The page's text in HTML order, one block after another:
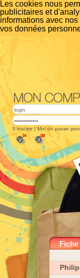
Les cookies nous
publicitaires et
informations avec
vos données
S'inscrire | Mot de passe